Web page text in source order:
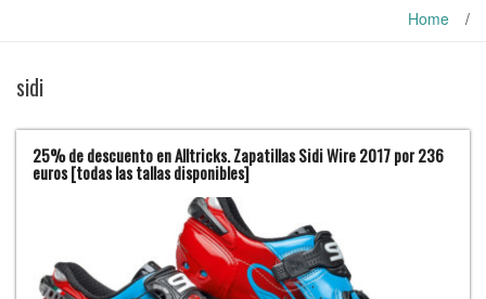
Home /
sidi
25% de descuento en Alltricks. Zapatillas Sidi Wire 2017 por 236
euros [todas las tallas disponibles]